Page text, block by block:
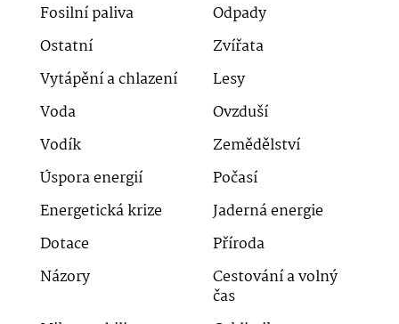
Fosilní paliva
Odpady
Ostatní
Zvířata
Vytápění a chlazení
Lesy
Voda
Ovzduší
Vodík
Zemědělství
Úspora energií
Počasí
Energetická krize
Jaderná energie
Dotace
Příroda
Názory
Cestování a volný
čas